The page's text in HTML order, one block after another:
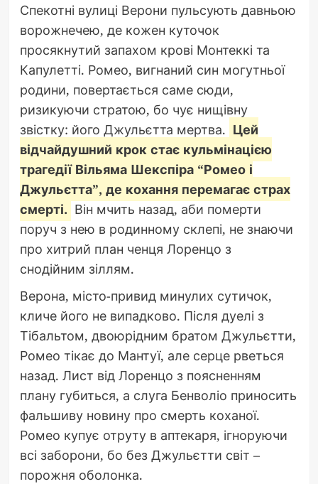
Спекотні вулиці Верони пульсують давньою
ворожнечею, де кожен куточок
просякнутий запахом крові Монтеккі та
Капулетті. Ромео, вигнаний син могутньої
родини, повертається саме сюди,
ризикуючи стратою, бо чує нищівну
звістку: його Джульєтта мертва. Цей
відчайдушний крок стає кульмінацією
трагедії Вільяма Шекспіра “Ромео і
Джульєтта”, де кохання перемагає страх
смерті. Він мчить назад, аби померти
поруч з нею в родинному склепі, не знаючи
про хитрий план ченця Лоренцо з
снодійним зіллям.
Верона, місто-привид минулих сутичок,
кличе його не випадково. Після дуелі з
Тібальтом, двоюрідним братом Джульєтти,
Ромео тікає до Мантуї, але серце рветься
назад. Лист від Лоренцо з поясненням
плану губиться, а слуга Бенволіо приносить
фальшиву новину про смерть коханої.
Ромео купує отруту в аптекаря, ігноруючи
всі заборони, бо без Джульєтти світ –
порожня оболонка.